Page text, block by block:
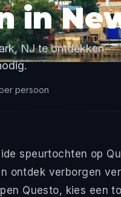
in
NJ te ontdekken.
persoon
speurtochten op
ontdek verborgen
Questo, kies een